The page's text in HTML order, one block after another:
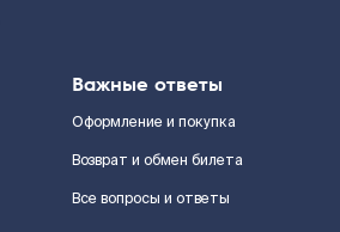
Важные ответы
Оформление и покупка
Возврат и обмен билета
Все вопросы и ответы